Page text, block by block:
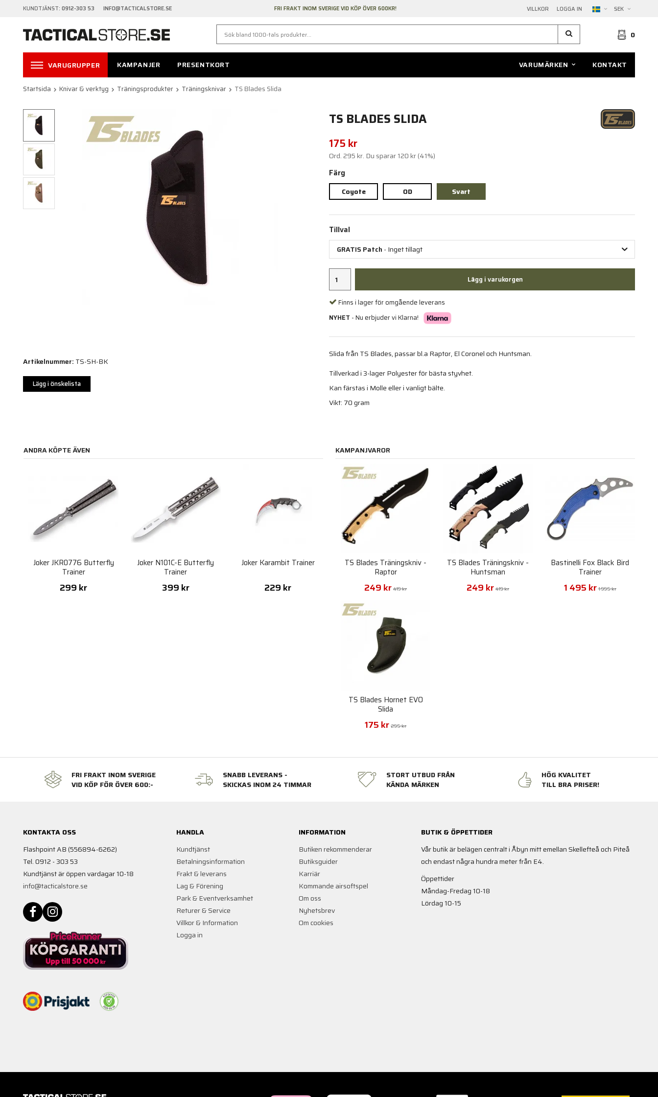
KUNDTJÄNST: 0912-303 53 INFO@TACTICALSTORE.SE VILLKOR LOGGA IN SEK
FRI FRAKT INOM SVERIGE VID KÖP ÖVER 600KR!
0
VARUGRUPPER KAMPANJER PRESENTKORT VARUMÄRKEN KONTAKT
Startsida Knivar & verktyg Träningsprodukter Träningsknivar TS Blades Slida
TS BLADES SLIDA
175 kr
Ord.295 kr. Du sparar120 kr(41%)
Färg
Coyote OD Svart
Tillval
GRATIS Patch - Inget tillagt
Lägg i varukorgen
Finns i lager för omgående leverans
NYHET - Nu erbjuder vi Klarna!
Slida från TS Blades, passar bl.a Raptor, El Coronel och Huntsman.
Tillverkad i 3-lager Polyester för bästa styvhet.
Kan färstas i Molle eller i vanligt bälte.
Vikt: 70 gram
Artikelnummer: TS-SH-BK
Lägg i önskelista
ANDRA KÖPTE ÄVEN
Joker JKR0776 Butterfly
Trainer
299 kr
Joker N101C-E Butterfly
Trainer
399 kr
Joker Karambit Trainer
229 kr
KAMPANJVAROR
TS Blades Träningskniv -
Raptor
249 kr 419 kr
TS Blades Träningskniv -
Huntsman
249 kr 419 kr
Bastinelli Fox Black Bird
Trainer
1 495 kr 1 995 kr
TS Blades Hornet EVO
Slida
175 kr 295 kr
FRI FRAKT INOM SVERIGE
VID KÖP FÖR ÖVER 600:-
SNABB LEVERANS -
SKICKAS INOM 24 TIMMAR
STORT UTBUD FRÅN
KÄNDA MÄRKEN
HÖG KVALITET
TILL BRA PRISER!
KONTAKTA OSS
Flashpoint AB (556894-6262)
Tel. 0912 - 303 53
Kundtjänst är öppen vardagar 10-18
info@tacticalstore.se
HANDLA
Kundtjänst
Betalningsinformation
Frakt & leverans
Lag & Förening
Park & Eventverksamhet
Returer & Service
Villkor & Information
Logga in
INFORMATION
Butiken rekommenderar
Butiksguider
Karriär
Kommande airsoftspel
Om oss
Nyhetsbrev
Om cookies
BUTIK & ÖPPETTIDER
Vår butik är belägen centralt i Åbyn mitt emellan Skellefteå och Piteå
och endast några hundra meter från E4.
Öppettider
Måndag-Fredag 10-18
Lördag 10-15